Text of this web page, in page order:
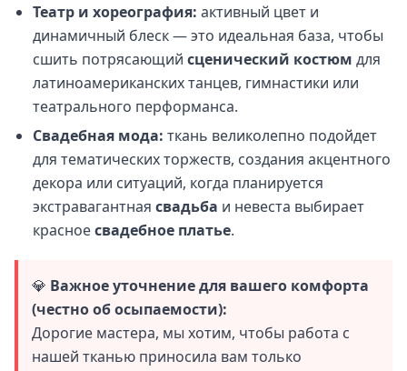
Театр и хореография: активный цвет и
динамичный блеск — это идеальная база, чтобы
сшить потрясающий сценический костюм для
латиноамериканских танцев, гимнастики или
театрального перформанса.
Свадебная мода: ткань великолепно подойдет
для тематических торжеств, создания акцентного
декора или ситуаций, когда планируется
экстравагантная свадьба и невеста выбирает
красноесвадебное платье.
💎 Важное уточнение для вашего комфорта
(честно об осыпаемости):
Дорогие мастера, мы хотим, чтобы работа с
нашей тканью приносила вам только